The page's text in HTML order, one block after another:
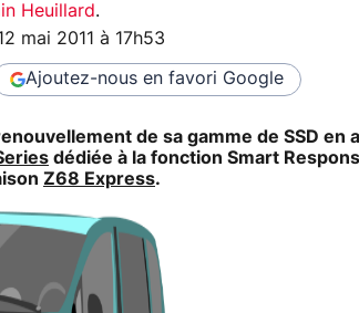
Heuillard.
mai 2011 à 17h53
Ajoutez-nous en favori Google
de sa gamme de SSD en
dédiée à la fonction Smart
Z68 Express.